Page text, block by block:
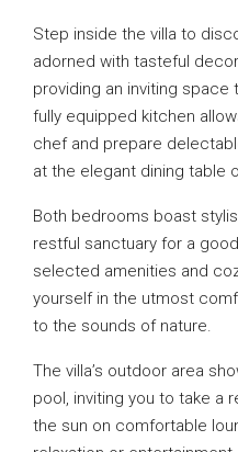
Step inside the villa to
adorned with tasteful
providing an inviting space
fully equipped kitchen
chef and prepare
at the elegant dining table
Both bedrooms boast
restful sanctuary for a
selected amenities and
yourself in the utmost
to the sounds of nature.
The villa’s outdoor area
pool, inviting you to take a
the sun on comfortable